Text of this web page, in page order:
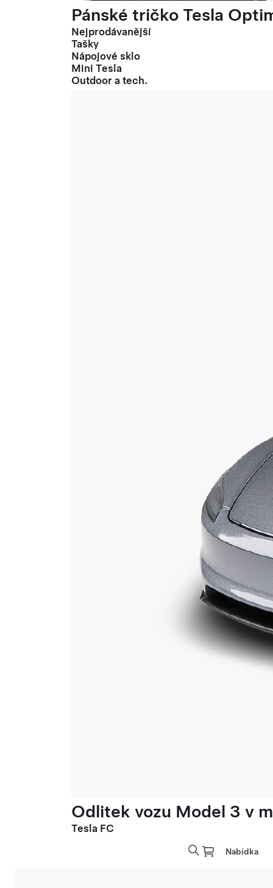
Pánské tričko Tesla
Nejprodávanější
Tašky
Nápojové sklo
Mini Tesla
Outdoor a tech.
Odlitek vozu Model 3 v
Tesla FC
Nabídka